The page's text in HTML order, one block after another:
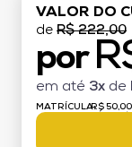
VALOR DO
de R$ 222,00
por
em até 3x de
MATRÍCULA:R$ 50,00